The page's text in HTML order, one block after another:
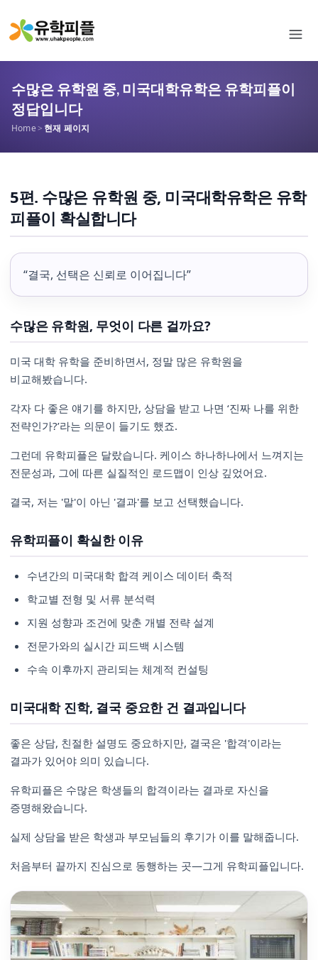
수많은 유학원 중, 미국대학유학은 유학피플이
정답입니다
Home> 현재 페이지
5편. 수많은 유학원 중, 미국대학유학은 유학
피플이 확실합니다
“결국, 선택은 신뢰로 이어집니다”
수많은 유학원, 무엇이 다른 걸까요?
미국 대학 유학을 준비하면서, 정말 많은 유학원을
비교해봤습니다.
각자 다 좋은 얘기를 하지만, 상담을 받고 나면 ‘진짜 나를 위한
전략인가?’라는 의문이 들기도 했죠.
그런데 유학피플은 달랐습니다. 케이스 하나하나에서 느껴지는
전문성과, 그에 따른 실질적인 로드맵이 인상 깊었어요.
결국, 저는 '말'이 아닌 '결과'를 보고 선택했습니다.
유학피플이 확실한 이유
수년간의 미국대학 합격 케이스 데이터 축적
학교별 전형 및 서류 분석력
지원 성향과 조건에 맞춘 개별 전략 설계
전문가와의 실시간 피드백 시스템
수속 이후까지 관리되는 체계적 컨설팅
미국대학 진학, 결국 중요한 건 결과입니다
좋은 상담, 친절한 설명도 중요하지만, 결국은 '합격'이라는
결과가 있어야 의미 있습니다.
유학피플은 수많은 학생들의 합격이라는 결과로 자신을
증명해왔습니다.
실제 상담을 받은 학생과 부모님들의 후기가 이를 말해줍니다.
처음부터 끝까지 진심으로 동행하는 곳—그게 유학피플입니다.